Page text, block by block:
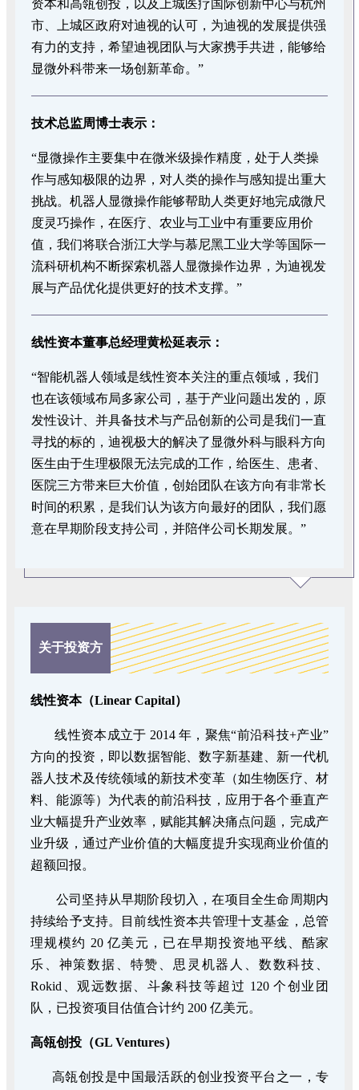
资本和高瓴创投，以及上城医疗国际创新中心与杭州
市、上城区政府对迪视的认可，为迪视的发展提供强
有力的支持，希望迪视团队与大家携手共进，能够给
显微外科带来一场创新革命。”
技术总监周博士表示：
“显微操作主要集中在微米级操作精度，处于人类操
作与感知极限的边界，对人类的操作与感知提出重大
挑战。机器人显微操作能够帮助人类更好地完成微尺
度灵巧操作，在医疗、农业与工业中有重要应用价
值，我们将联合浙江大学与慕尼黑工业大学等国际一
流科研机构不断探索机器人显微操作边界，为迪视发
展与产品优化提供更好的技术支撑。”
线性资本董事总经理黄松延表示：
“智能机器人领域是线性资本关注的重点领域，我们
也在该领域布局多家公司，基于产业问题出发的，原
发性设计、并具备技术与产品创新的公司是我们一直
寻找的标的，迪视极大的解决了显微外科与眼科方向
医生由于生理极限无法完成的工作，给医生、患者、
医院三方带来巨大价值，创始团队在该方向有非常长
时间的积累，是我们认为该方向最好的团队，我们愿
意在早期阶段支持公司，并陪伴公司长期发展。”
关于投资方
线性资本（Linear Capital）
线性资本成立于 2014 年，聚焦“前沿科技+产业”
方向的投资，即以数据智能、数字新基建、新一代机
器人技术及传统领域的新技术变革（如生物医疗、材
料、能源等）为代表的前沿科技，应用于各个垂直产
业大幅提升产业效率，赋能其解决痛点问题，完成产
业升级，通过产业价值的大幅度提升实现商业价值的
超额回报。
公司坚持从早期阶段切入，在项目全生命周期内
持续给予支持。目前线性资本共管理十支基金，总管
理规模约 20 亿美元，已在早期投资地平线、酷家
乐、神策数据、特赞、思灵机器人、数数科技、
Rokid、观远数据、斗象科技等超过 120 个创业团
队，已投资项目估值合计约 200 亿美元。
高瓴创投（GL Ventures）
高瓴创投是中国最活跃的创业投资平台之一，专